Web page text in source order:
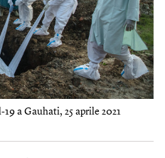
a Gauhati, 25 aprile 2021